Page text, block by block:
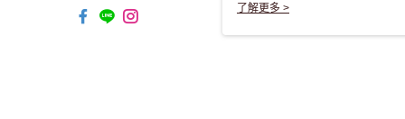
使用 cookie。
了解更多 >